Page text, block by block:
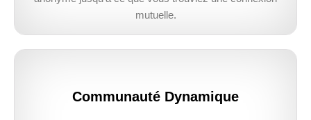
mutuelle.
Communauté Dynamique